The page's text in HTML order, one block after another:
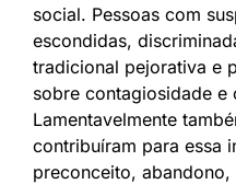
social. Pessoas com
escondidas,
tradicional pejorativa e
sobre contagiosidade e
Lamentavelmente
contribuíram para essa
preconceito,